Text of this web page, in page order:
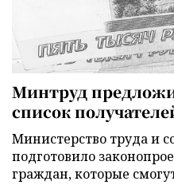
Минтруд
список
Министерство труда и
подготовило
граждан, которые